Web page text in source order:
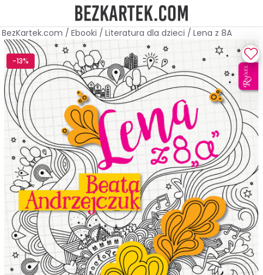
BezKartek.com / Ebooki / Literatura dla dzieci / Lena z 8A
-13%